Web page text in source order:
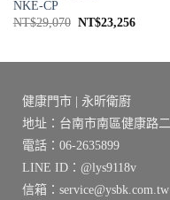
NKE-CP
NT$29,070 原
NT$23,256目
健康門市 | 永昕衛廚
地址：台南市南區健康路
電話：06-2635899
LINE ID：@lys9118v
信箱：service@ysbk.com.tw